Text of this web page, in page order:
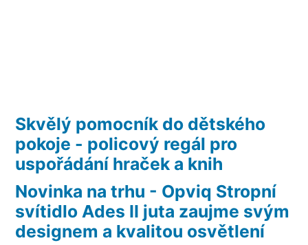
Skvělý pomocník do dětského
pokoje - policový regál pro
uspořádání hraček a knih
Novinka na trhu - Opviq Stropní
svítidlo Ades II juta zaujme svým
designem a kvalitou osvětlení